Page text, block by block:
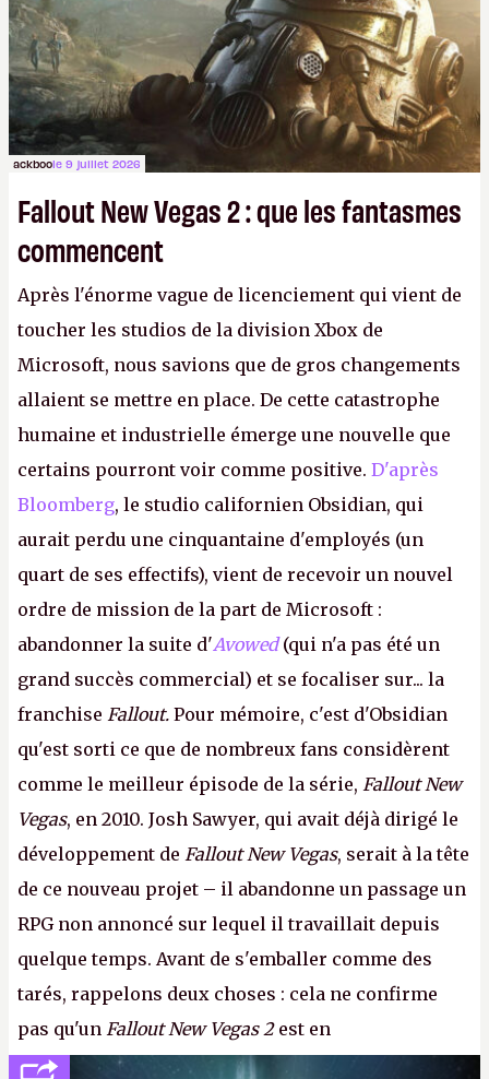
ackboole 9 juillet 2026
Fallout New Vegas 2 : que les fantasmes
commencent
Après l'énorme vague de licenciement qui vient de
toucher les studios de la division Xbox de
Microsoft, nous savions que de gros changements
allaient se mettre en place. De cette catastrophe
humaine et industrielle émerge une nouvelle que
certains pourront voir comme positive. D'après
Bloomberg, le studio californien Obsidian, qui
aurait perdu une cinquantaine d'employés (un
quart de ses effectifs), vient de recevoir un nouvel
ordre de mission de la part de Microsoft :
abandonner la suite d'Avowed(qui n'a pas été un
grand succès commercial) et se focaliser sur... la
franchise Fallout. Pour mémoire, c'est d'Obsidian
qu'est sorti ce que de nombreux fans considèrent
comme le meilleur épisode de la série, Fallout New
Vegas, en 2010. Josh Sawyer, qui avait déjà dirigé le
développement de Fallout New Vegas, serait à la tête
de ce nouveau projet – il abandonne un passage un
RPG non annoncé sur lequel il travaillait depuis
quelque temps. Avant de s'emballer comme des
tarés, rappelons deux choses : cela ne confirme
pas qu'un Fallout New Vegas 2est en
développement (pour ce que l'on sait, ils bossent